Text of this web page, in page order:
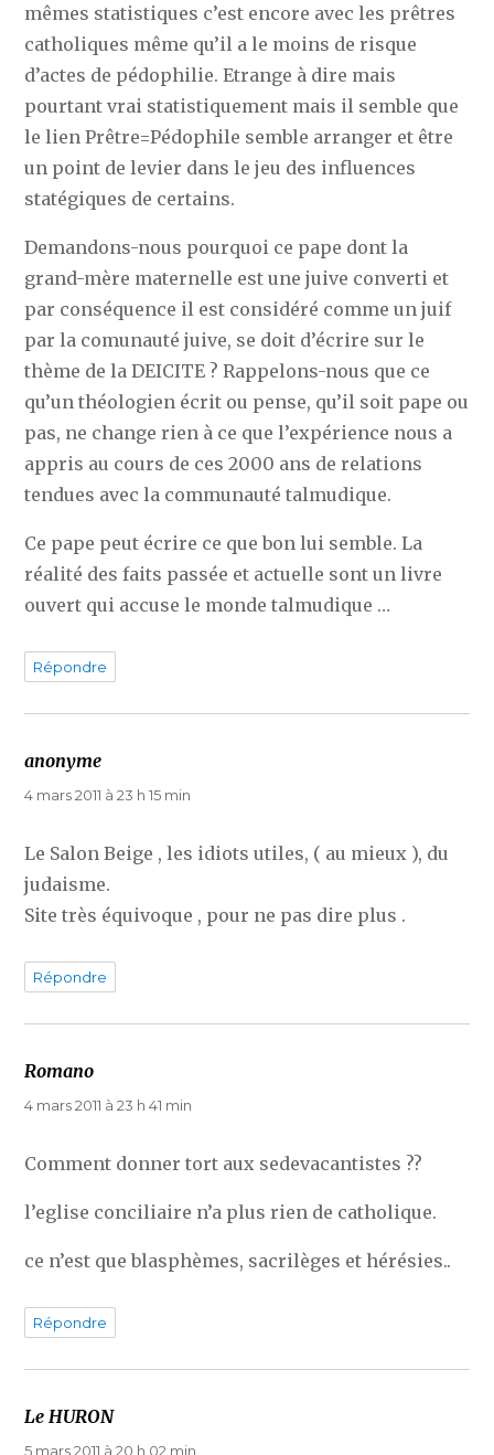
mêmes statistiques c’est encore avec les prêtres
catholiques même qu’il a le moins de risque
d’actes de pédophilie. Etrange à dire mais
pourtant vrai statistiquement mais il semble que
le lien Prêtre=Pédophile semble arranger et être
un point de levier dans le jeu des influences
statégiques de certains.
Demandons-nous pourquoi ce pape dont la
grand-mère maternelle est une juive converti et
par conséquence il est considéré comme un juif
par la comunauté juive, se doit d’écrire sur le
thème de la DEICITE ? Rappelons-nous que ce
qu’un théologien écrit ou pense, qu’il soit pape ou
pas, ne change rien à ce que l’expérience nous a
appris au cours de ces 2000 ans de relations
tendues avec la communauté talmudique.
Ce pape peut écrire ce que bon lui semble. La
réalité des faits passée et actuelle sont un livre
ouvert qui accuse le monde talmudique …
Répondre
anonyme
4 mars 2011 à 23 h 15 min
Le Salon Beige , les idiots utiles, ( au mieux ), du
judaisme.
Site très équivoque , pour ne pas dire plus .
Répondre
Romano
4 mars 2011 à 23 h 41 min
Comment donner tort aux sedevacantistes ??
l’eglise conciliaire n’a plus rien de catholique.
ce n’est que blasphèmes, sacrilèges et hérésies..
Répondre
Le HURONdit :
5 mars 2011 à 20 h 02 min